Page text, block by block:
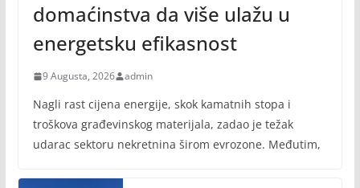
domaćinstva da više ulažu u
energetsku efikasnost
9 Augusta, 2026 admin
Nagli rast cijena energije, skok kamatnih stopa i
troškova građevinskog materijala, zadao je težak
udarac sektoru nekretnina širom evrozone. Međutim,